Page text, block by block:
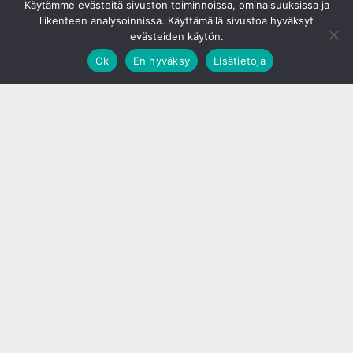
Käytämme evästeitä sivuston toiminnoissa, ominaisuuksissa ja
liikenteen analysoinnissa. Käyttämällä sivustoa hyväksyt
evästeiden käytön.
Ok
En hyväksy Lisätietoja